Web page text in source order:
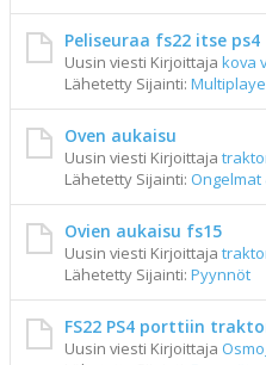
Peliseuraa fs22 itse ps4
Uusin viesti Kirjoittaja kova
Lähetetty Sijainti:
Oven aukaisu
Uusin viesti Kirjoittaja
Lähetetty Sijainti:
Ovien aukaisu fs15
Uusin viesti Kirjoittaja
Lähetetty Sijainti: Pyynnöt
FS22 PS4 porttiin
Uusin viesti Kirjoittaja Osmo_